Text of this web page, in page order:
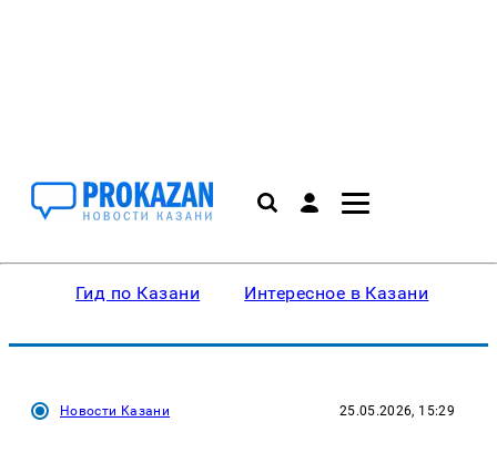
Гид по Казани Интересное в Казани
Новости Казани 25.05.2026, 15:29